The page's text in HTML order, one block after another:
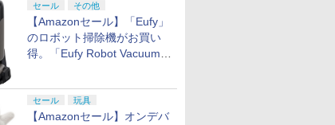
セール その他
【Amazonセール】「Eufy」
のロボット掃除機がお買い
得。「Eufy Robot Vacuum
セール 玩具
【Amazonセール】オンデバ